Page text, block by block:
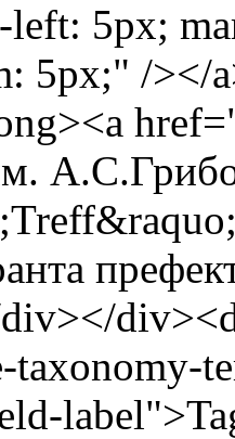
left: 5px;
5px;" /></
taxonomy-